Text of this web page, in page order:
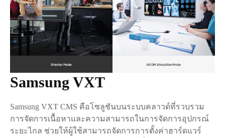
Samsung VXT
Samsung VXT CMS คือโซลูชันบนระบบคลาวด์ที่รวบรวม
การจัดการเนื้อหาและความสามารถในการจัดการอุปกรณ์
ระยะไกล ช่วยให้ผู้ใช้สามารถจัดการการตั้งค่าฮาร์ดแวร์